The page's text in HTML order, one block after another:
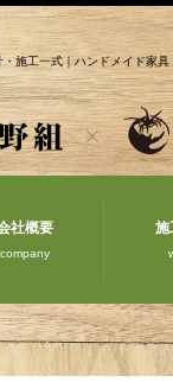
施工一式｜ハンドメイド家
社概要
company
施